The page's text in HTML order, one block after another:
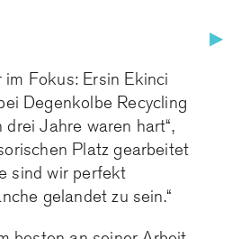
▶
Fokus: Ersin Ekinci
Degenkolbe Recycling
Jahre waren hart“,
Platz gearbeitet
sind wir perfekt
gelandet zu sein.“